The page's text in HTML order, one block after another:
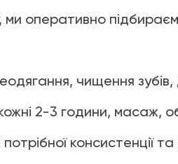
оперативно
чищення
2-3 години, масаж,
консистенції